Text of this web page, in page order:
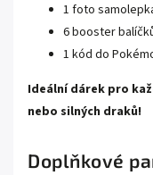
1 foto
6 booster
1 kód do
Ideální dárek pro
nebo silných draků!
Doplňkové